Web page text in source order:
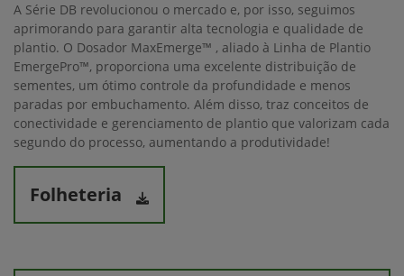
A Série DB revolucionou o mercado e, por isso, seguimos
aprimorando para garantir alta tecnologia e qualidade de
plantio. O Dosador MaxEmerge™ , aliado à Linha de Plantio
EmergePro™, proporciona uma excelente distribuição de
sementes, um ótimo controle da profundidade e menos
paradas por embuchamento. Além disso, traz conceitos de
conectividade e gerenciamento de plantio que valorizam cada
segundo do processo, aumentando a produtividade!
Folheteria